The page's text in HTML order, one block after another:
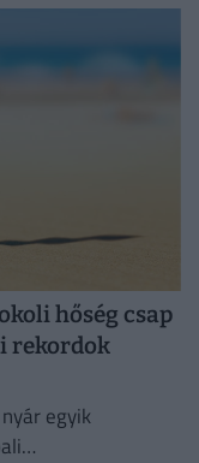
hőség csap
rekordok
egyik